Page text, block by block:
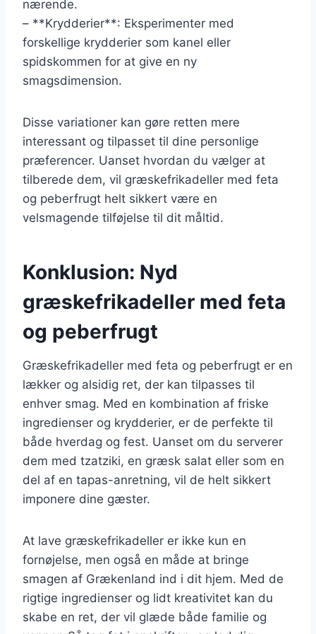
nærende.
– **Krydderier**: Eksperimenter med
forskellige krydderier som kanel eller
spidskommen for at give en ny
smagsdimension.
Disse variationer kan gøre retten mere
interessant og tilpasset til dine personlige
præferencer. Uanset hvordan du vælger at
tilberede dem, vil græskefrikadeller med feta
og peberfrugt helt sikkert være en
velsmagende tilføjelse til dit måltid.
Konklusion: Nyd
græskefrikadeller med feta
og peberfrugt
Græskefrikadeller med feta og peberfrugt er en
lækker og alsidig ret, der kan tilpasses til
enhver smag. Med en kombination af friske
ingredienser og krydderier, er de perfekte til
både hverdag og fest. Uanset om du serverer
dem med tzatziki, en græsk salat eller som en
del af en tapas-anretning, vil de helt sikkert
imponere dine gæster.
At lave græskefrikadeller er ikke kun en
fornøjelse, men også en måde at bringe
smagen af Grækenland ind i dit hjem. Med de
rigtige ingredienser og lidt kreativitet kan du
skabe en ret, der vil glæde både familie og